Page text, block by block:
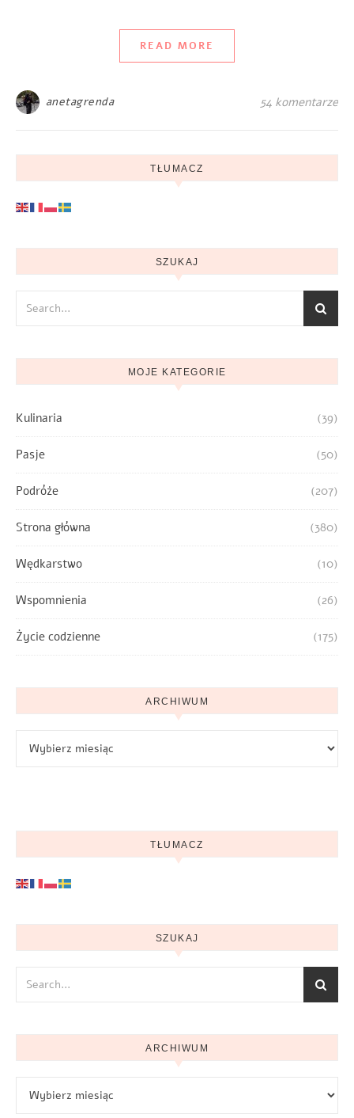
READ MORE
anetagrenda 54 komentarze
TŁUMACZ
SZUKAJ
MOJE KATEGORIE
Kulinaria (39)
Pasje (50)
Podróże (207)
Strona główna (380)
Wędkarstwo (10)
Wspomnienia (26)
Życie codzienne (175)
ARCHIWUM
TŁUMACZ
SZUKAJ
ARCHIWUM